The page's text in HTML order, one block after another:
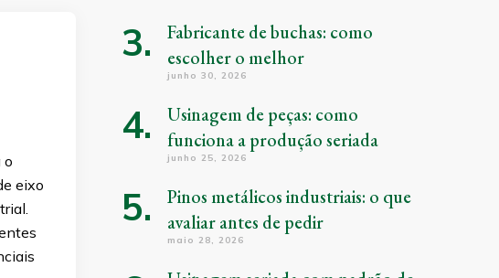
o
eixo
Fabricante de buchas: como
escolher o melhor
junho 30, 2026
Usinagem de peças: como
funciona a produção seriada
junho 25, 2026
Pinos metálicos industriais: o que
avaliar antes de pedir
maio 28, 2026